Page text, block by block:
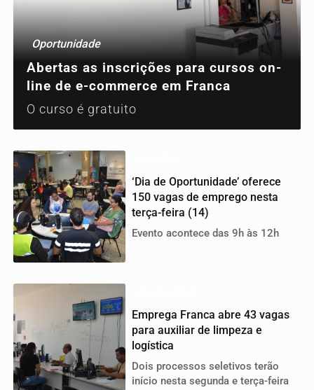
Oportunidade
Abertas as inscrições para cursos on-
line de e-commerce em Franca
O curso é gratuito
‘Dia de Oportunidade’ oferece
150 vagas de emprego nesta
terça-feira (14)
Evento acontece das 9h às 12h
Emprega Franca abre 43 vagas
para auxiliar de limpeza e
logística
Dois processos seletivos terão
início nesta segunda e terça-feira